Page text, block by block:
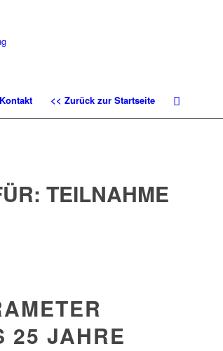
Kontakt << Zurück zur Startseite
TEILNAHME
25 JAHRE